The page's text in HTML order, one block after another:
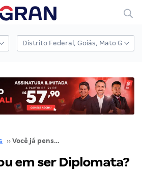
›› Você já pensou em ser Diplomata? Conheça detalhes sobre a carreira no Itamaraty!
em ser Diplomata?